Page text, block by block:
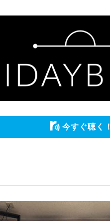
今すぐ聴く！